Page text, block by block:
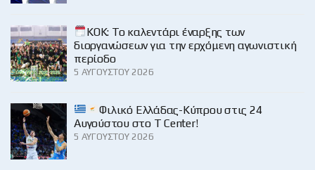
KOK: Το καλεντάρι έναρξης των
διοργανώσεων για την ερχόμενη αγωνιστική
περίοδο
5 ΑΥΓΟΎΣΤΟΥ 2026
Φιλικό Ελλάδας-Κύπρου στις 24
Αυγούστου στο Τ Center!
5 ΑΥΓΟΎΣΤΟΥ 2026